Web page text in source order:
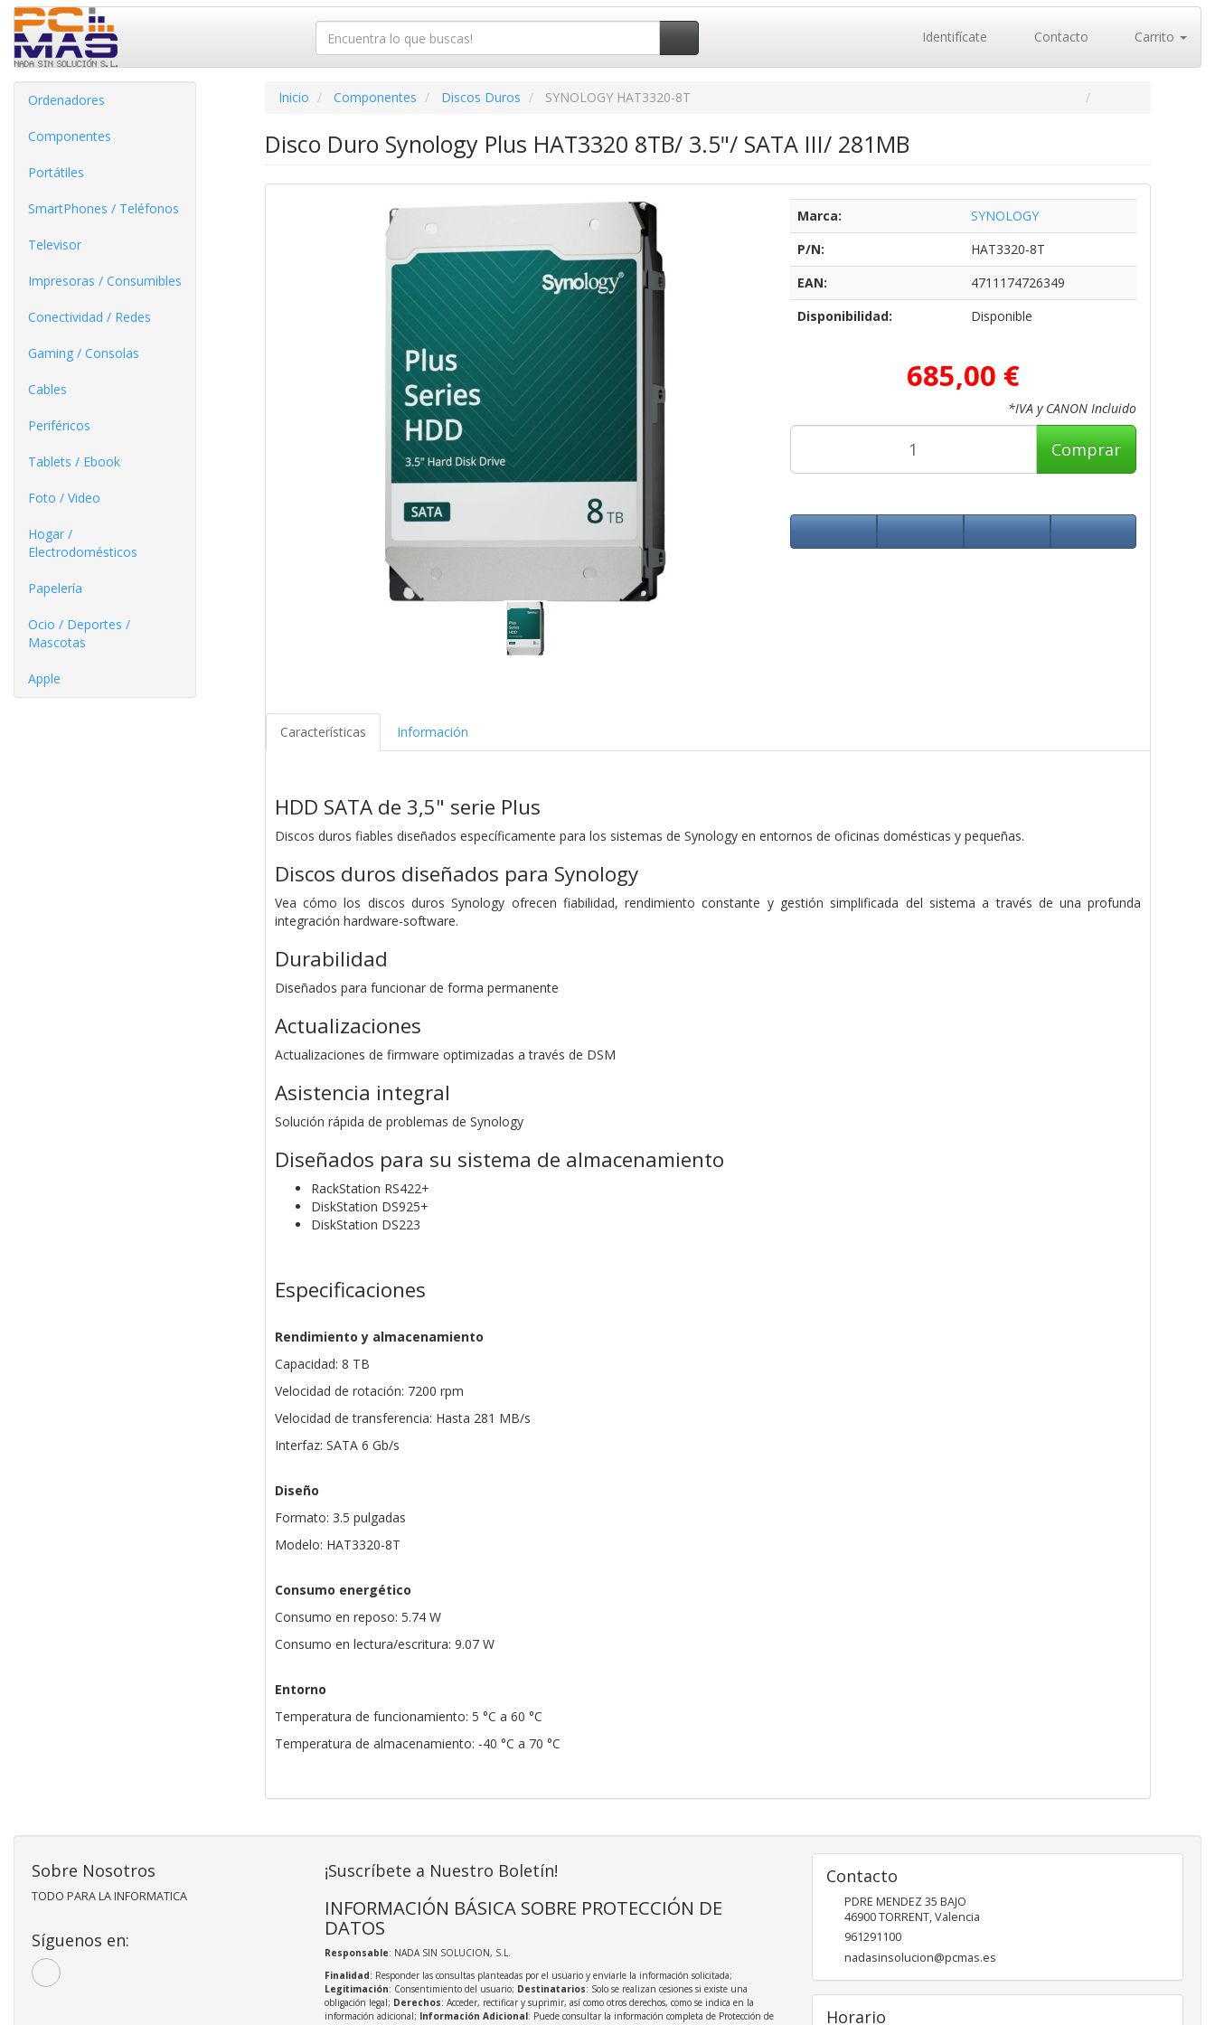
Identifícate Contacto Carrito
Ordenadores
Componentes
Portátiles
SmartPhones / Teléfonos
Televisor
Impresoras / Consumibles
Conectividad / Redes
Gaming / Consolas
Cables
Periféricos
Tablets / Ebook
Foto / Video
Hogar /
Electrodomésticos
Papelería
Ocio / Deportes /
Mascotas
Apple
Inicio Componentes Discos Duros SYNOLOGY HAT3320-8T
Disco Duro Synology Plus HAT3320 8TB/ 3.5"/ SATA III/ 281MB
Marca:
SYNOLOGY
P/N:
HAT3320-8T
EAN:
4711174726349
Disponibilidad:
Disponible
685,00 €
*IVA y CANON Incluido
Comprar
Características Información
HDD SATA de 3,5" serie Plus
Discos duros fiables diseñados específicamente para los sistemas de Synology en entornos de oficinas domésticas y pequeñas.
Discos duros diseñados para Synology
Vea cómo los discos duros Synology ofrecen fiabilidad, rendimiento constante y gestión simplificada del sistema a través de una profunda
integración hardware-software.
Durabilidad
Diseñados para funcionar de forma permanente
Actualizaciones
Actualizaciones de firmware optimizadas a través de DSM
Asistencia integral
Solución rápida de problemas de Synology
Diseñados para su sistema de almacenamiento
RackStation RS422+
DiskStation DS925+
DiskStation DS223
Especificaciones
Rendimiento y almacenamiento
Capacidad: 8 TB
Velocidad de rotación: 7200 rpm
Velocidad de transferencia: Hasta 281 MB/s
Interfaz: SATA 6 Gb/s
Diseño
Formato: 3.5 pulgadas
Modelo: HAT3320-8T
Consumo energético
Consumo en reposo: 5.74 W
Consumo en lectura/escritura: 9.07 W
Entorno
Temperatura de funcionamiento: 5 °C a 60 °C
Temperatura de almacenamiento: -40 °C a 70 °C
Sobre Nosotros
TODO PARA LA INFORMATICA
Síguenos en:
¡Suscríbete a Nuestro Boletín!
INFORMACIÓN BÁSICA SOBRE PROTECCIÓN DE
DATOS
Responsable: NADA SIN SOLUCION, S.L.
Finalidad: Responder las consultas planteadas por el usuario y enviarle la información solicitada;
Legitimación: Consentimiento del usuario; Destinatarios: Solo se realizan cesiones si existe una
obligación legal; Derechos: Acceder, rectificar y suprimir, así como otros derechos, como se indica en la
información adicional; Información Adicional: Puede consultar la información completa de Protección de
Contacto
PDRE MENDEZ 35 BAJO
46900TORRENT,Valencia
961291100
nadasinsolucion@pcmas.es
Horario